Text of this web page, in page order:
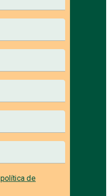
política de